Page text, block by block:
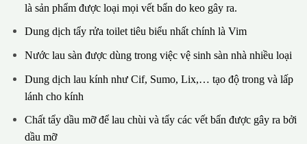
là sản phẩm được loại mọi vết bẩn do keo gây ra.
Dung dịch tẩy rửa toilet tiêu biểu nhất chính là Vim
Nước lau sàn được dùng trong việc vệ sinh sàn nhà nhiều loại
Dung dịch lau kính như Cif, Sumo, Lix,… tạo độ trong và lấp
lánh cho kính
Chất tẩy dầu mỡ để lau chùi và tẩy các vết bẩn được gây ra bởi
dầu mỡ